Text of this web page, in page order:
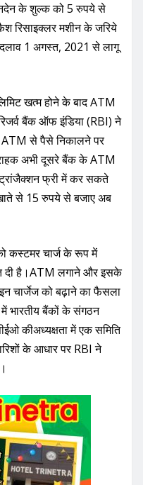
के शुल्‍क को 5 रुपये से
रिसाइक्‍लर मशीन के जरिये
1 अगस्त, 2021 से लागू
खत्म होने के बाद ATM
बैंक ऑफ इंडिया (RBI) ने
से पैसे निकालने पर
अभी दूसरे बैंक के ATM
फ्री में कर सकते
से 15 रुपये से बजाए अब
कस्टमर चार्ज के रूप में
दी है।ATM लगाने और इसके
चार्जेज को बढ़ाने का फैसला
भारतीय बैंकों के संगठन
कीअध्यक्षता में एक समिति
के आधार पर RBI ने